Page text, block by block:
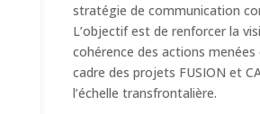
stratégie de communication
L’objectif est de renforcer la
cohérence des actions menées
cadre des projets FUSION et
l’échelle transfrontalière.